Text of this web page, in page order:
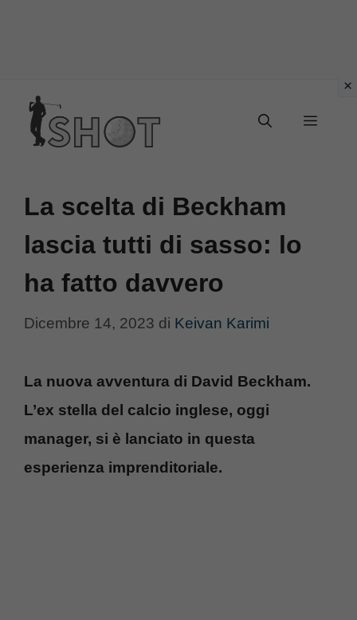
contenuto
Menu
La scelta di Beckham
lascia tutti di sasso: lo
ha fatto davvero
Dicembre 14, 2023 di Keivan Karimi
La nuova avventura di David Beckham.
L’ex stella del calcio inglese, oggi
manager, si è lanciato in questa
esperienza imprenditoriale.